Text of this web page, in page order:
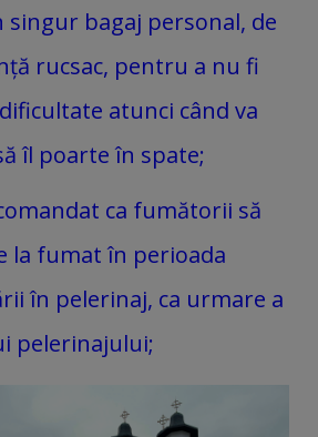
singur bagaj personal, de
rucsac, pentru a nu fi
atunci când va
îl poarte în spate;
ca fumătorii să
la fumat în perioada
în pelerinaj, ca urmare a
pelerinajului;